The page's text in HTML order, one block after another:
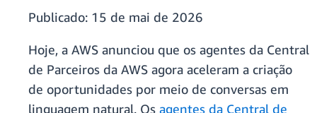
Publicado: 15 de mai de 2026
Hoje, a AWS anunciou que os agentes da Central
de Parceiros da AWS agora aceleram a criação
de oportunidades por meio de conversas em
linguagem natural. Os agentes da Central de